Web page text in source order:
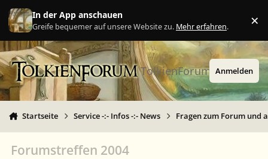
Zu Inhalt springen
In der App anschauen
Greife bequemer auf unsere Website zu. Mehr erfahren. ×
TolkienForum Anmelden
Startseite Service -:- Infos -:- News Fragen zum Forum und
Forumstreffen 2004